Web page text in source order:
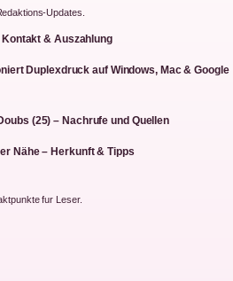
Updates.
& Auszahlung
Duplexdruck auf Windows, Mac & Google
(25) – Nachrufe und Quellen
Nähe – Herkunft & Tipps
fur Leser.